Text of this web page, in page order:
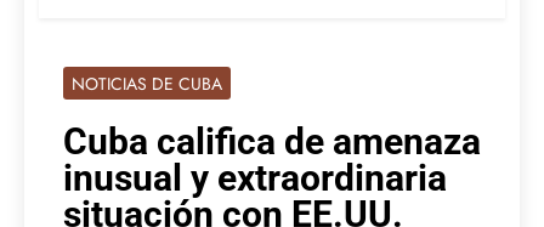
NOTICIAS DE CUBA
Cuba califica de amenaza
inusual y extraordinaria
situación con EE.UU.